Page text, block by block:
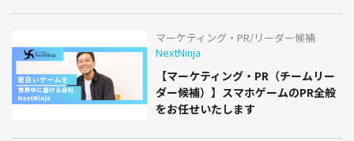
マーケティング・PR/リーダー候補
NextNinja
【マーケティング・PR（チームリー
ダー候補）】スマホゲームのPR全般
をお任せいたします